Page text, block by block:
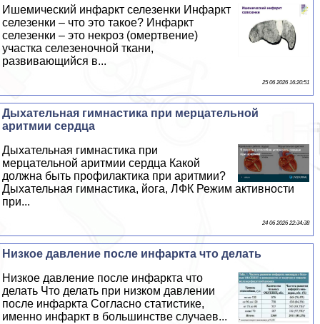
Ишемический инфаркт селезенки Инфаркт
селезенки – что это такое? Инфаркт
селезенки – это некроз (омертвение)
участка селезеночной ткани,
развивающийся в...
25 06 2026 16:20:51
Дыхательная гимнастика при мерцательной
аритмии сердца
Дыхательная гимнастика при
мерцательной аритмии сердца Какой
должна быть профилактика при аритмии?
Дыхательная гимнастика, йога, ЛФК Режим активности
при...
24 06 2026 22:34:38
Низкое давление после инфаркта что делать
Низкое давление после инфаркта что
делать Что делать при низком давлении
после инфаркта Согласно статистике,
именно инфаркт в большинстве случаев...